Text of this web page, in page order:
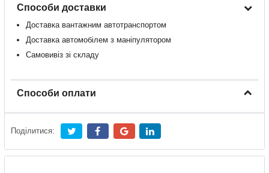
Способи доставки
Доставка вантажним автотранспортом
Доставка автомобілем з маніпулятором
Самовивіз зі складу
Способи оплати
Поділитися: